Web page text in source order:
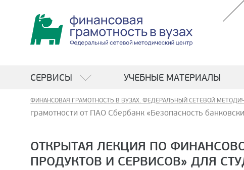
СЕРВИСЫ УЧЕБНЫЕ МАТЕРИАЛЫ
ФИНАНСОВАЯ ГРАМОТНОСТЬ В ВУЗАХ. ФЕДЕРАЛЬНЫЙ СЕТЕВОЙ
грамотности от ПАО Сбербанк «Безопасность
ОТКРЫТАЯ ЛЕКЦИЯ ПО
ПРОДУКТОВ И СЕРВИСОВ» ДЛЯ